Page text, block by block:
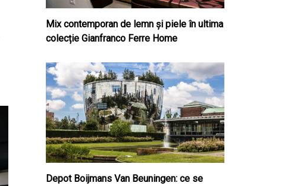
Mix contemporan de lemn şi piele în ultima
colecție Gianfranco Ferre Home
Depot Boijmans Van Beuningen: ce se